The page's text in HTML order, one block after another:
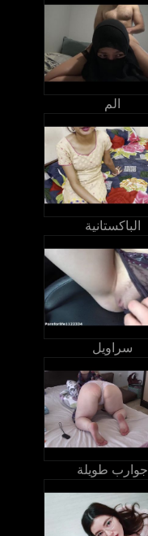
الم
الباكستانية
سراويل
جوارب طويلة